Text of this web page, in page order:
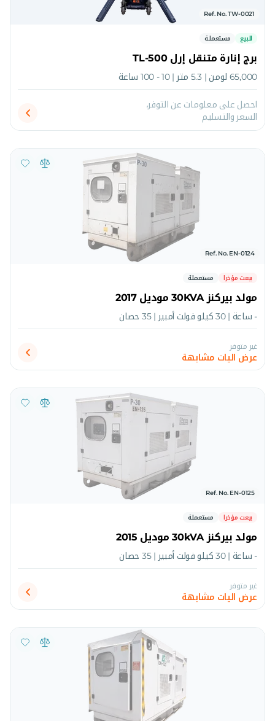
Ref. No. TW-0021
للبيع
مستعملة
برج إنارة متنقل إرل TL-500
65,000 لومن | 5.3 متر | 10 - 100 ساعة
احصل على معلومات عن التوفر،
السعر والتسليم
Ref. No. EN-0124
بيعت مؤخرا
مستعملة
مولد بيركنز 30KVA موديل 2017
- ساعة | 30 كيلو فولت أمبير | 35 حصان
غير متوفر
عرض اليات مشابهة
Ref. No. EN-0125
بيعت مؤخرا
مستعملة
مولد بيركنز 30kVA موديل 2015
- ساعة | 30 كيلو فولت أمبير | 35 حصان
غير متوفر
عرض اليات مشابهة